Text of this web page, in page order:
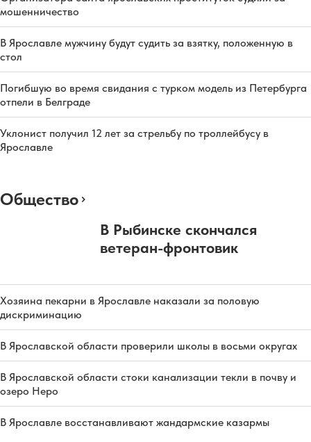
мошенничество
В Ярославле мужчину будут судить за взятку, положенную в
стол
Погибшую во время свидания с турком модель из Петербурга
отпели в Белграде
Уклонист получил 12 лет за стрельбу по троллейбусу в
Ярославле
Общество
В Рыбинске скончался
ветеран-фронтовик
Хозяина пекарни в Ярославле наказали за половую
дискриминацию
В Ярославской области проверили школы в восьми округах
В Ярославской области стоки канализации текли в почву и
озеро Неро
В Ярославле восстанавливают жандармские казармы